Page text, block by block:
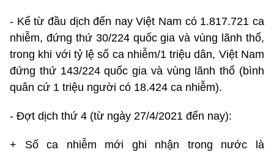
- Kể từ đầu dịch đến nay Việt Nam có 1.817.721 ca
nhiễm, đứng thứ 30/224 quốc gia và vùng lãnh thổ,
trong khi với tỷ lệ số ca nhiễm/1 triệu dân, Việt Nam
đứng thứ 143/224 quốc gia và vùng lãnh thổ (bình
quân cứ 1 triệu người có 18.424 ca nhiễm).
- Đợt dịch thứ 4 (từ ngày 27/4/2021 đến nay):
+ Số ca nhiễm mới ghi nhận trong nước là